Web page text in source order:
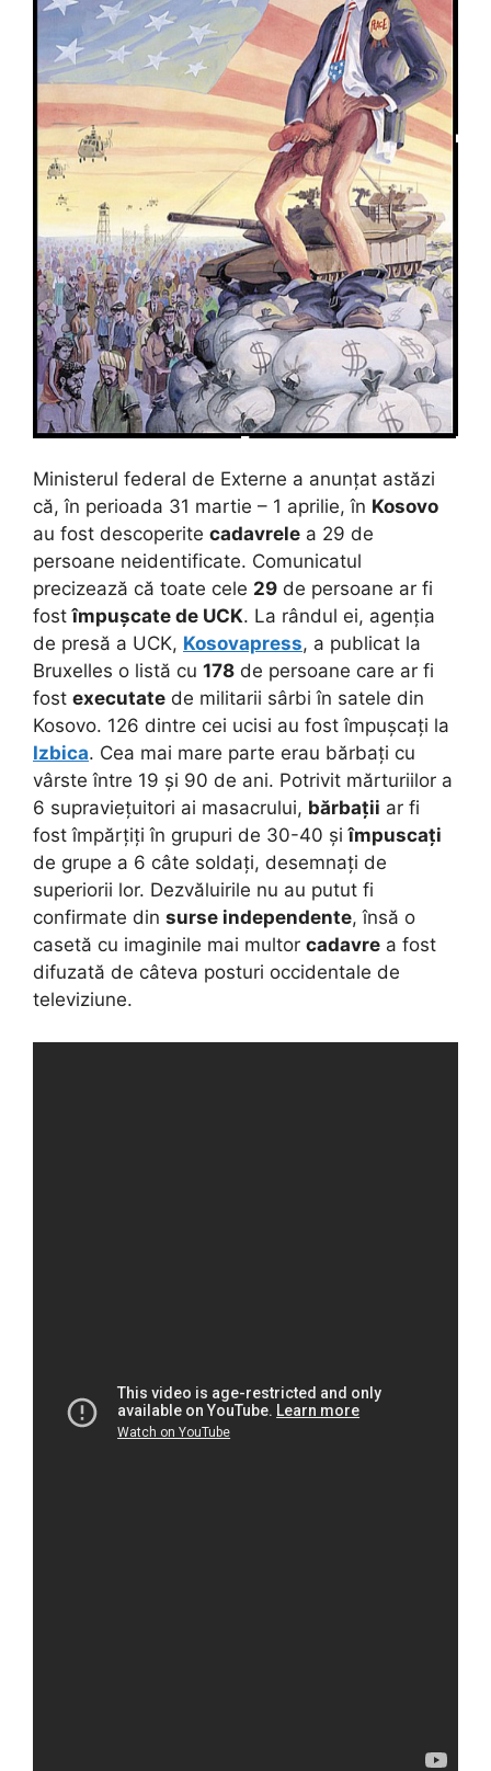
Ministerul federal de Externe a anunțat astăzi
că, în perioada 31 martie – 1 aprilie, în Kosovo
au fost descoperite cadavrele a 29 de
persoane neidentificate. Comunicatul
precizează că toate cele 29 de persoane ar fi
fostîmpușcate de UCK. La rândul ei, agenția
de presă a UCK, Kosovapress, a publicat la
Bruxelles o listă cu 178 de persoane care ar fi
fost executate de militarii sârbi în satele din
Kosovo. 126 dintre cei ucisi au fost împușcați la
Izbica. Cea mai mare parte erau bărbați cu
vârste între 19 și 90 de ani. Potrivit mărturiilor a
6 supraviețuitori ai masacrului, bărbații ar fi
fost împărțiți în grupuri de 30-40 șiîmpuscați
de grupe a 6 câte soldați, desemnați de
superiorii lor. Dezvăluirile nu au putut fi
confirmate din surse independente, însă o
casetă cu imaginile mai multor cadavre a fost
difuzată de câteva posturi occidentale de
televiziune.